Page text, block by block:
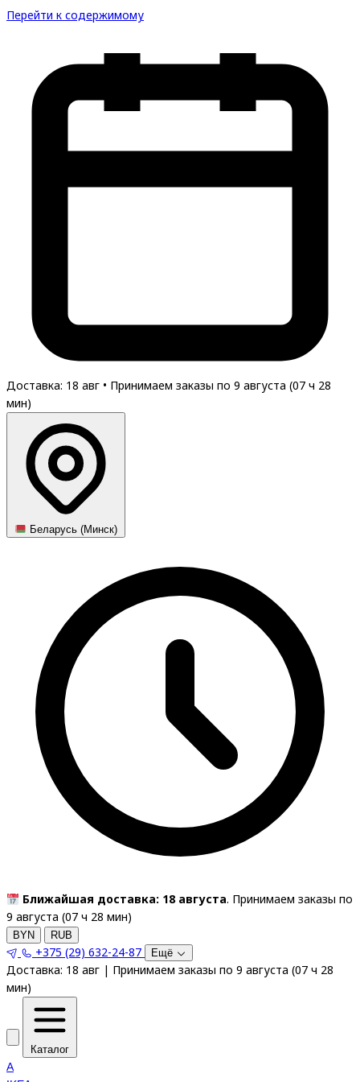
Перейти к содержимому
Доставка: 18 авг • Принимаем заказы по 9 августа (07 ч 28
мин)
Беларусь (Минск)
Ближайшая доставка: 18 августа. Принимаем заказы по
9 августа (07 ч 28 мин)
BYN RUB
+375 (29) 632-24-87 Ещё
Доставка: 18 авг | Принимаем заказы по 9 августа (07 ч 28
мин)
Каталог
A